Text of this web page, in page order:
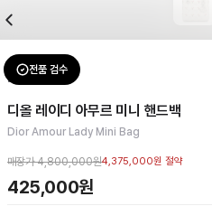
질, 로고 각인, 스티치 간격, 하드웨
·반품이 가능합니다. 고객 변심 시 반
원 이상부터 사용 가능합니다.
징적인 까나쥬 퀼팅이 돋보이는 이
티 하이엔드 인증 상품. 무료배송.
전품 검수
Dior 미니백
디올 레이디 아무르 미니 핸드백
Dior Amour Lady Mini Bag
매장가4,800,000원4,375,000원 절약
425,000원